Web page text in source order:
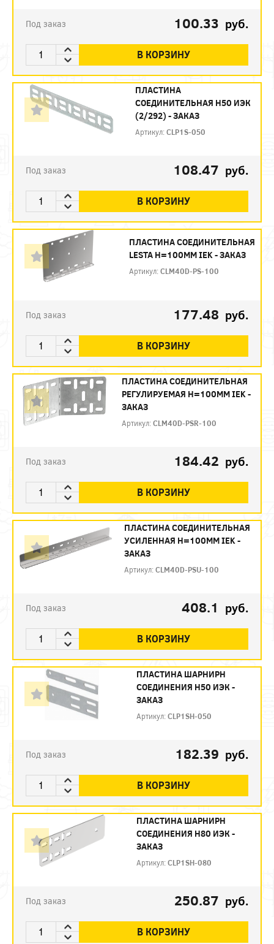
Под заказ 100.33 руб.
В КОРЗИНУ
ПЛАСТИНА
СОЕДИНИТЕЛЬНАЯ H50 ИЭК
(2/292) - ЗАКАЗ
Артикул:CLP1S-050
Под заказ 108.47 руб.
В КОРЗИНУ
ПЛАСТИНА СОЕДИНИТЕЛЬНАЯ
LESTA H=100ММ IEK - ЗАКАЗ
Артикул:CLM40D-PS-100
Под заказ 177.48 руб.
В КОРЗИНУ
ПЛАСТИНА СОЕДИНИТЕЛЬНАЯ
РЕГУЛИРУЕМАЯ H=100ММ IEK -
ЗАКАЗ
Артикул:CLM40D-PSR-100
Под заказ 184.42 руб.
В КОРЗИНУ
ПЛАСТИНА СОЕДИНИТЕЛЬНАЯ
УСИЛЕННАЯ H=100ММ IEK -
ЗАКАЗ
Артикул:CLM40D-PSU-100
Под заказ 408.1 руб.
В КОРЗИНУ
ПЛАСТИНА ШАРНИРН
СОЕДИНЕНИЯ H50 ИЭК -
ЗАКАЗ
Артикул:CLP1SH-050
Под заказ 182.39 руб.
В КОРЗИНУ
ПЛАСТИНА ШАРНИРН
СОЕДИНЕНИЯ H80 ИЭК -
ЗАКАЗ
Артикул:CLP1SH-080
Под заказ 250.87 руб.
В КОРЗИНУ